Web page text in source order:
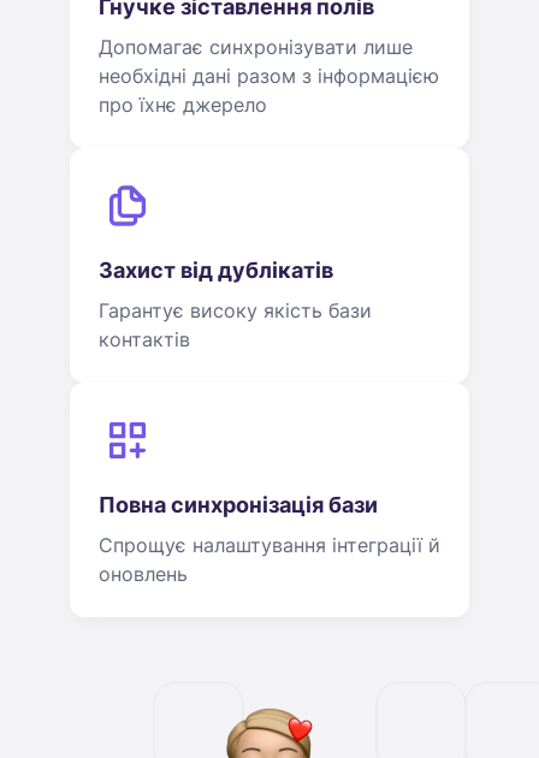
Гнучке зіставлення полів
Допомагає синхронізувати лише
необхідні дані разом з інформацією
про їхнє джерело
Захист від дублікатів
Гарантує високу якість бази
контактів
Повна синхронізація бази
Спрощує налаштування інтеграції й
оновлень